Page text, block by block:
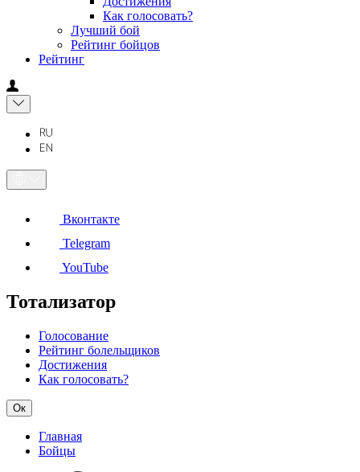
Как голосовать?
Лучший бой
Рейтинг бойцов
Рейтинг
Вконтакте
Telegram
YouTube
Тотализатор
Голосование
Рейтинг болельщиков
Достижения
Как голосовать?
Ок
Главная
Бойцы